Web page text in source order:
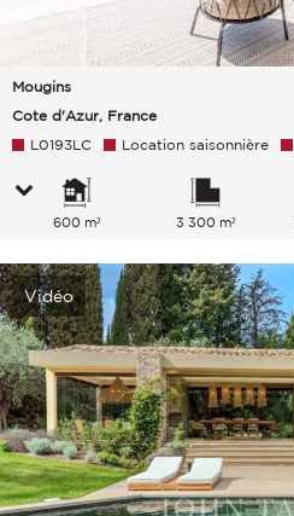
Mougins
Cote d'Azur, France
L0193LC Location saisonnière
600 m² 3 300 m²
Vidéo